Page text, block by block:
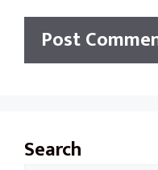
Search